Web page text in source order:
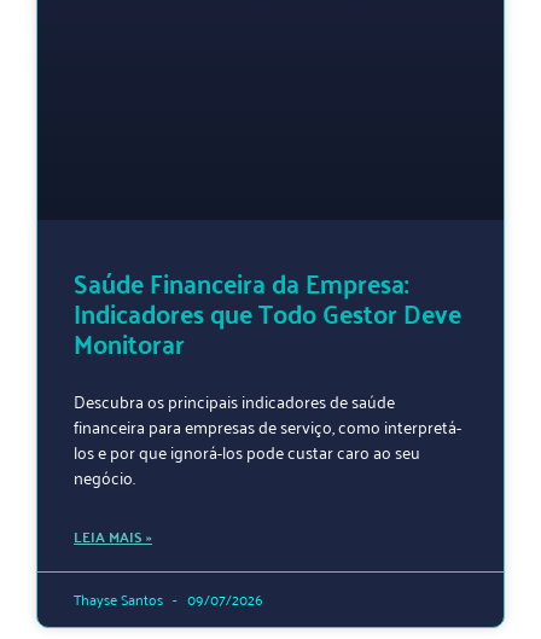
Saúde Financeira da Empresa:
Indicadores que Todo Gestor Deve
Monitorar
Descubra os principais indicadores de saúde
financeira para empresas de serviço, como interpretá-
los e por que ignorá-los pode custar caro ao seu
negócio.
LEIA MAIS »
Thayse Santos 09/07/2026